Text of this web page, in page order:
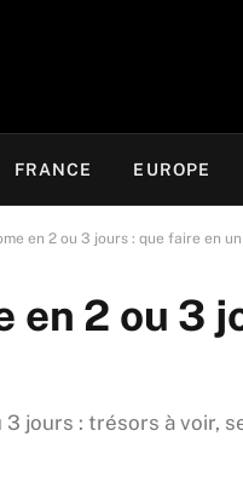
FRANCE EUROPE
en 2 ou 3 jours : que faire en
en 2 ou 3
3 jours : trésors à voir,